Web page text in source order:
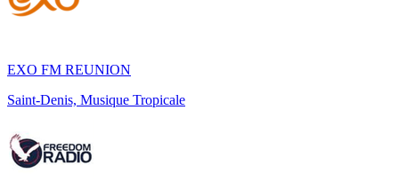
EXO FM REUNION
Saint-Denis, Musique Tropicale